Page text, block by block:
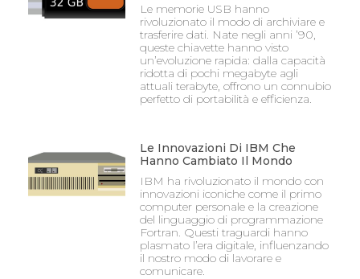
Le memorie USB hanno
rivoluzionato il modo di archiviare e
trasferire dati. Nate negli anni ’90,
queste chiavette hanno visto
un’evoluzione rapida: dalla capacità
ridotta di pochi megabyte agli
attuali terabyte, offrono un connubio
perfetto di portabilità e efficienza.
Le Innovazioni Di IBM Che
Hanno Cambiato Il Mondo
IBM ha rivoluzionato il mondo con
innovazioni iconiche come il primo
computer personale e la creazione
del linguaggio di programmazione
Fortran. Questi traguardi hanno
plasmato l’era digitale, influenzando
il nostro modo di lavorare e
comunicare.